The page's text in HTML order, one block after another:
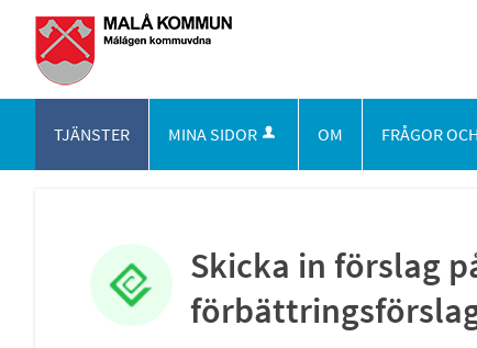
TJÄNSTER MINA SIDOR OM FRÅGOR
Skicka in förslag